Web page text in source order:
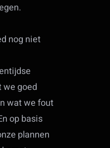
nog niet
goed
wat we fout
op basis
plannen